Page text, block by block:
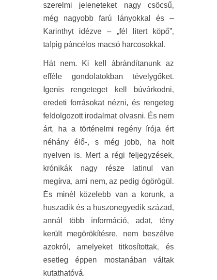
szerelmi jeleneteket nagy csöcsű,
még nagyobb farú lányokkal és –
Karinthyt idézve – „fél litert köpő”,
talpig páncélos macsó harcosokkal.
Hát nem. Ki kell ábrándítanunk az
efféle gondolatokban tévelygőket.
Igenis rengeteget kell búvárkodni,
eredeti forrásokat nézni, és rengeteg
feldolgozott irodalmat olvasni. És nem
árt, ha a történelmi regény írója ért
néhány élő-, s még jobb, ha holt
nyelven is. Mert a régi feljegyzések,
krónikák nagy része latinul van
megírva, ami nem, az pedig ógörögül.
És minél közelebb van a korunk, a
huszadik és a huszonegyedik század,
annál több információ, adat, tény
került megörökítésre, nem beszélve
azokról, amelyeket titkosítottak, és
esetleg éppen mostanában váltak
kutathatóvá.